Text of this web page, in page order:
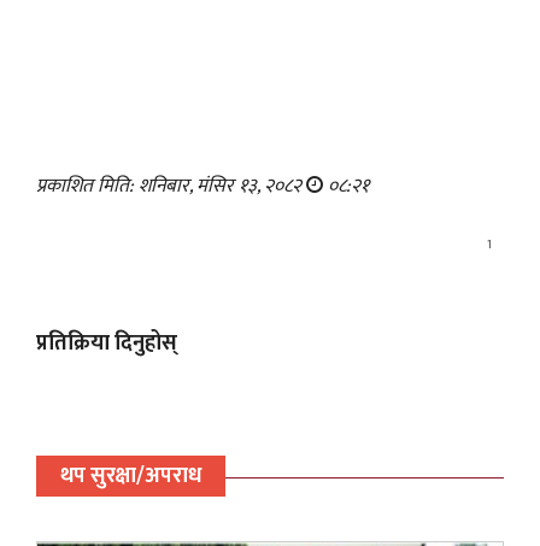
प्रकाशित मिति: शनिबार, मंसिर १३, २०८२ ०८:२१
1
प्रतिक्रिया दिनुहोस्
थप सुरक्षा/अपराध